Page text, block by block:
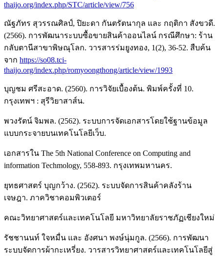
thaijo.org/index.php/STC/article/view/756
ณัฐภัทร สุวรรณศิลป์, ปิยะดา กันตรัตนากุล และ กฤติกา สังขวดี.
(2566). การพัฒนาระบบซื้อขายสินค้าออนไลน์ กรณีศึกษา: ร้าน
กลับตานีสาขาพิษณุโลก. วารสารร่มยูงทอง, 1(2), 36-52. สืบค้น
จาก https://so08.tci-
thaijo.org/index.php/romyoongthong/article/view/1993
บุญชม ศรีสะอาด. (2560). การวิจัยเบื้องต้น. พิมพ์ครั้งที่ 10.
กรุงเทพฯ : สุรีวิยาสาส์น.
พวงรัตน์ จิมพล. (2562). ระบบการจัดเอกสารโดยใช้ฐานข้อมูล
แบบกระจายบนเทคโนโลยีเว็บ.
เอกสารใน The 5th National Conference on Computing and
information Techmology, 558-893. กรุงเทพมหานคร.
ยุทธศาสตร์ บุญกว้าง. (2562). ระบบจัดการสินค้าคลังร้าน
เจษฎา. ภาควิชาคอมพิวเตอร์
คณะวิทยาศาสตร์และเทคโนโลยี มหาวิทยาลัยราชภัฏเชียงใหม่
รัชชานนท์ ใจหมื่น และ อังศนา พงษ์นุ่มกูล. (2566). การพัฒนา
ระบบจัดการผ้ากะเหรี่ยง. วารสารวิทยาศาสตร์และเทคโนโลยีสู่